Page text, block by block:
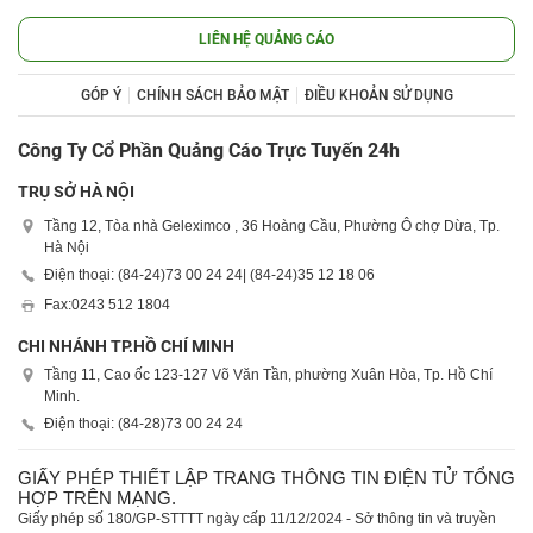
LIÊN HỆ QUẢNG CÁO
GÓP Ý CHÍNH SÁCH BẢO MẬT ĐIỀU KHOẢN SỬ DỤNG
Công Ty Cổ Phần Quảng Cáo Trực Tuyến 24h
TRỤ SỞ HÀ NỘI
Tầng 12, Tòa nhà Geleximco , 36 Hoàng Cầu, Phường Ô chợ Dừa, Tp.
Hà Nội
Điện thoại: (84-24)73 00 24 24| (84-24)35 12 18 06
Fax:0243 512 1804
CHI NHÁNH TP.HỒ CHÍ MINH
Tầng 11, Cao ốc 123-127 Võ Văn Tần, phường Xuân Hòa, Tp. Hồ Chí
Minh.
Điện thoại: (84-28)73 00 24 24
GIẤY PHÉP THIẾT LẬP TRANG THÔNG TIN ĐIỆN TỬ TỔNG
HỢP TRÊN MẠNG.
Giấy phép số 180/GP-STTTT ngày cấp 11/12/2024 - Sở thông tin và truyền